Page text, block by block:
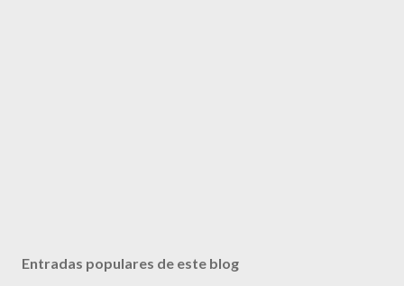
Entradas populares de este blog